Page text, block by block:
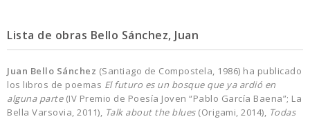
Lista de obras Bello Sánchez, Juan
Juan Bello Sánchez (Santiago de Compostela, 1986) ha publicado
los libros de poemas El futuro es un bosque que ya ardió en
alguna parte (IV Premio de Poesía Joven “Pablo García Baena”; La
Bella Varsovia, 2011), Talk about the blues (Origami, 2014), Todas